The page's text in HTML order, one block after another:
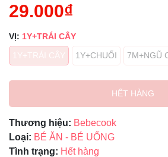
29.000₫
VỊ: 1Y+TRÁI CÂY
1Y+TRÁI CÂY
1Y+CHUỐI 7M+NGŨ
HẾT HÀNG
Thương hiệu: Bebecook
Loại: BÉ ĂN - BÉ UỐNG
Tình trạng: Hết hàng